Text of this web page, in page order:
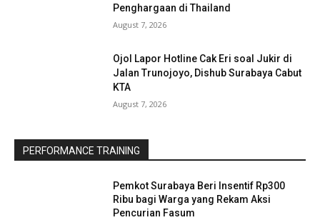
Penghargaan di Thailand
August 7, 2026
Ojol Lapor Hotline Cak Eri soal Jukir di
Jalan Trunojoyo, Dishub Surabaya Cabut
KTA
August 7, 2026
PERFORMANCE TRAINING
Pemkot Surabaya Beri Insentif Rp300
Ribu bagi Warga yang Rekam Aksi
Pencurian Fasum